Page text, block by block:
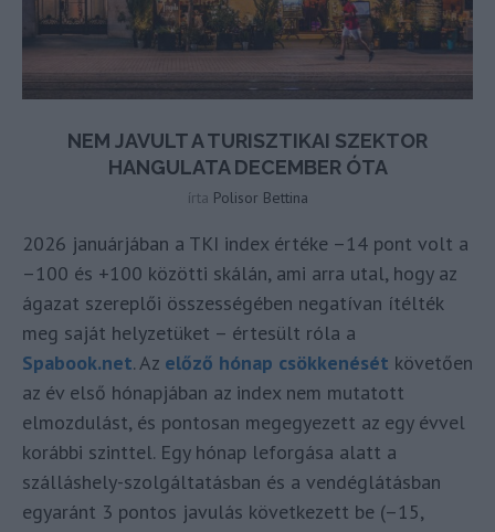
NEM JAVULT A TURISZTIKAI SZEKTOR
HANGULATA DECEMBER ÓTA
írta Polisor Bettina
2026 januárjában a TKI index értéke –14 pont volt a
–100 és +100 közötti skálán, ami arra utal, hogy az
ágazat szereplői összességében negatívan ítélték
meg saját helyzetüket – értesült róla a
Spabook.net. Az előző hónap csökkenését követően
az év első hónapjában az index nem mutatott
elmozdulást, és pontosan megegyezett az egy évvel
korábbi szinttel. Egy hónap leforgása alatt a
szálláshely-szolgáltatásban és a vendéglátásban
egyaránt 3 pontos javulás következett be (–15,